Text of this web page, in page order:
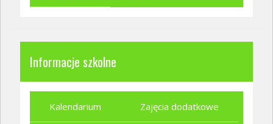
Informacje szkolne
Kalendarium Zajęcia dodatkowe